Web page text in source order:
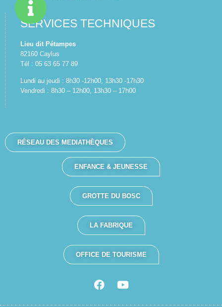
SERVICES TECHNIQUES
Lieu dit Pétampes
82160 Caylus
Tél : 05 63 65 77 89
Lundi au jeudi : 8h30 -12h00, 13h30 -17h30
Vendredi : 8h30 – 12h00, 13h30 – 17h00
RÉSEAU DES MEDIATHÈQUES
ENFANCE & JEUNESSE
GROTTE DU BOSC
LA FABRIQUE
OFFICE DE TOURISME